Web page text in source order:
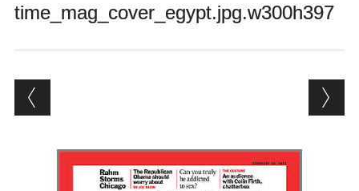
time_mag_cover_egypt.jpg.w300h397